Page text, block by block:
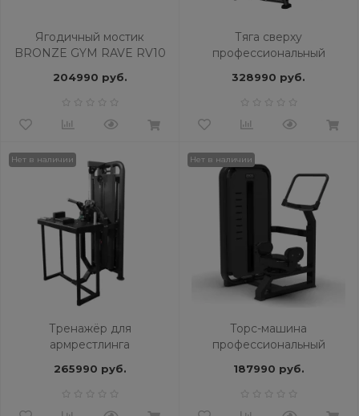
Ягодичный мостик
BRONZE GYM RAVE RV10
204990 руб.
Тяга сверху
профессиональный
328990 руб.
Нет в наличии
Тренажёр для
армрестлинга
BRONZE GYM PARTNER
265990 руб.
Нет в наличии
Торс-машина
профессиональный
187990 руб.